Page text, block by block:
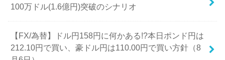
100万ドル(1.6億円)突破のシナリオ
【FX/為替】ドル円158円に何かある!?本日ポンド円は
212.10円で買い、豪ドル円は110.00円で買い方針（8